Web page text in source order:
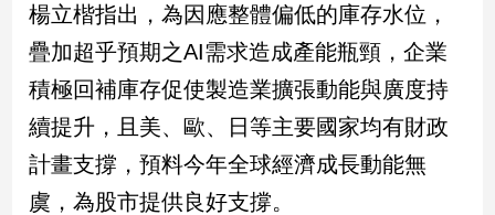
娛
樂
星
聞
流
行/
時
尚
楊立楷指出，為因應整體偏低的庫存水位，
疊加超乎預期之AI需求造成產能瓶頸，企業
積極回補庫存促使製造業擴張動能與廣度持
續提升，且美、歐、日等主要國家均有財政
計畫支撐，預料今年全球經濟成長動能無
虞，為股市提供良好支撐。